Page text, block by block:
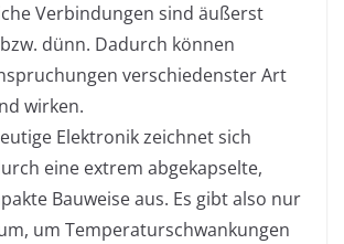
Verbindungen sind äußerst
dünn. Dadurch können
verschiedenster Art
wirken.
Elektronik zeichnet sich
eine extrem abgekapselte,
Bauweise aus. Es gibt also nur
um Temperaturschwankungen